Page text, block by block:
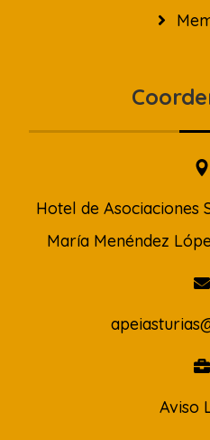
Hotel de Asociaciones
María Menéndez
Aviso